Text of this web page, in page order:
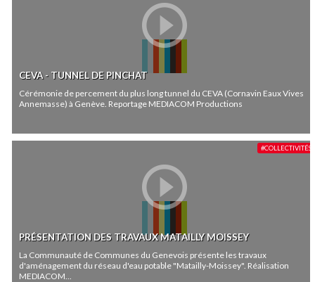
CEVA - TUNNEL DE PINCHAT
Cérémonie de percement du plus long tunnel du CEVA (Cornavin Eaux Vives
Annemasse) à Genève. Reportage MEDIACOM Productions
PRÉSENTATION DES TRAVAUX MATAILLY MOISSEY
La Communauté de Communes du Genevois présente les travaux
d'aménagement du réseau d'eau potable "Matailly-Moissey". Réalisation
MEDIACOM...
#COLLECTIVITÉS